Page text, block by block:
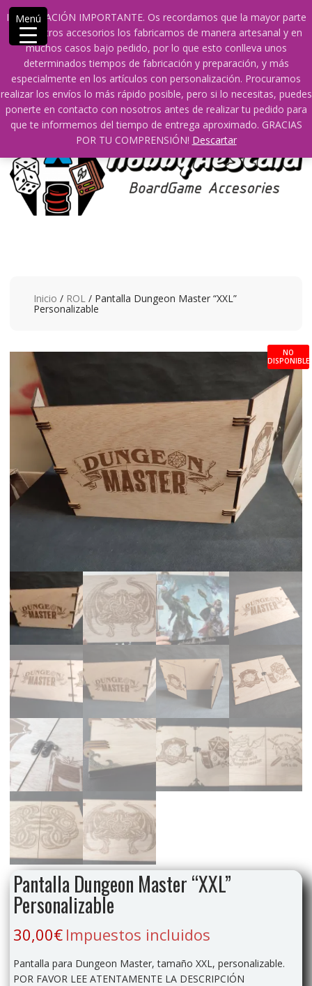
INFORMACIÓN IMPORTANTE. Os recordamos que la mayor parte
de nuestros accesorios los fabricamos de manera artesanal y en
muchos casos bajo pedido, por lo que esto conlleva unos
determinados tiempos de fabricación y preparación, y más
especialmente en los artículos con personalización. Procuramos
realizar los envíos lo más rápido posible, pero si lo necesitas, puedes
ponerte en contacto con nosotros antes de realizar tu pedido para
que te informemos del tiempo de entrega aproximado. GRACIAS
POR TU COMPRENSIÓN! Descartar
Saltar
contenido
609241475 SOLO DE 10:00 a 14:00
info@hobbyaescala.com
San Fernando de Henares
10:00 - 14:00
Mi cuenta
0 0
Inicio / ROL/ Pantalla Dungeon Master “XXL”
Personalizable
NO
DISPONIBLE
Pantalla Dungeon Master “XXL”
Personalizable
30,00€ Impuestos incluidos
Pantalla para Dungeon Master, tamaño XXL, personalizable.
POR FAVOR LEE ATENTAMENTE LA DESCRIPCIÓN
Menú